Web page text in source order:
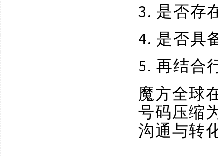
3. 是否存
4. 是否具
5.再结合
魔方全球
号码压缩
沟通与转